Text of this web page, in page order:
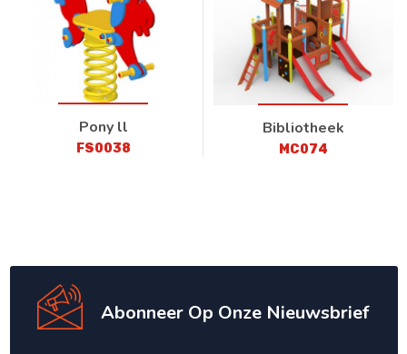
Pony ll
FS0038
Bibliotheek
MC074
Abonneer Op Onze Nieuwsbrief